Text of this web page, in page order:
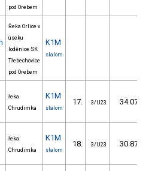
pod Orebem
Řeka Orlice v
úseku
loděnice SK
Třebechovice
pod Orebem
K1M
slalom
řeka
Chrudimka
K1M
slalom
17. 3/U23 34.07
řeka
Chrudimka
K1M
slalom
18. 3/U23 30.87